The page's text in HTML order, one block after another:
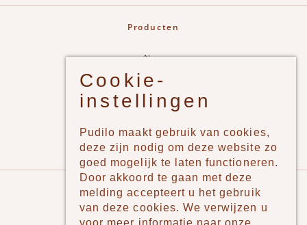
Producten
New
Jongens
Meisjes
Merken
Pudilo
Over ons
Cookie-
instellingen
Pudilo maakt gebruik van cookies,
deze zijn nodig om deze website zo
goed mogelijk te laten functioneren.
Door akkoord te gaan met deze
melding accepteert u het gebruik
van deze cookies. We verwijzen u
voor meer informatie naar onze